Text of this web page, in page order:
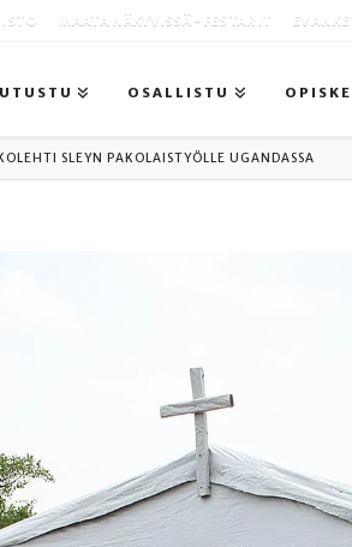
MAATA NÄKYVISSÄ -FESTARIT
OSALLISTU
SLEYN PAKOLAISTYÖLLE UGANDASSA